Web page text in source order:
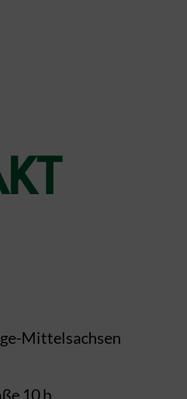
Mittelsachsen
10 b